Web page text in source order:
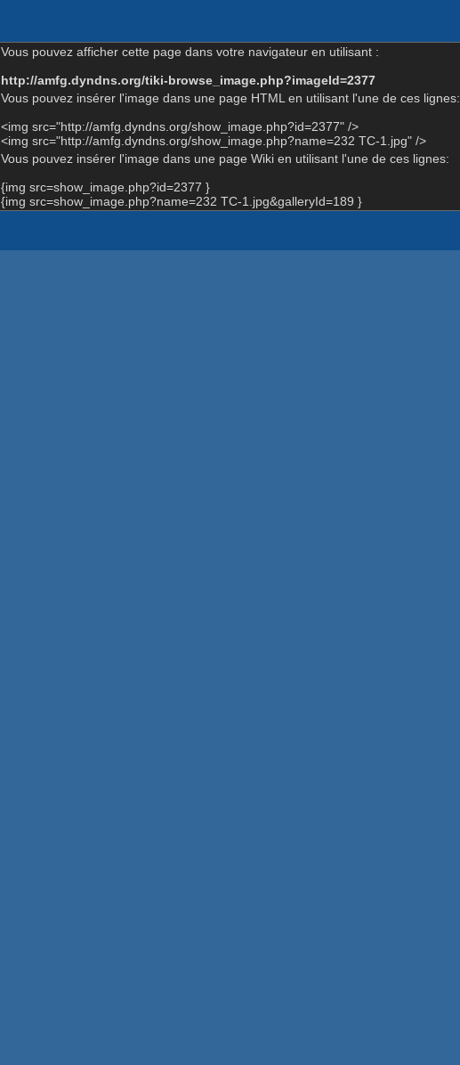
Vous pouvez afficher cette page dans votre navigateur en utilisant :
http://amfg.dyndns.org/tiki-browse_image.php?imageId=2377
Vous pouvez insérer l'image dans une page HTML en utilisant l'une de ces lignes:
<img src="http://amfg.dyndns.org/show_image.php?id=2377" />
<img src="http://amfg.dyndns.org/show_image.php?name=232 TC-1.jpg" />
Vous pouvez insérer l'image dans une page Wiki en utilisant l'une de ces lignes:
{img src=show_image.php?id=2377 }
{img src=show_image.php?name=232 TC-1.jpg&galleryId=189 }